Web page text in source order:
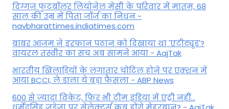
दिग्गज फुटबॉलर लियोनेल मेसी के परिवार में मातम, 68
साल की उम्र में पिता जॉर्ज का निधन -
navbharattimes.indiatimes.com
बाबर आजम ने इरफान पठान को दिखाया था 'एटीट्यूड'?
वायरल तस्वीर का सच अब सामने आया - AajTak
भारतीय खिलाड़ियों के लगातार चोटिल होने पर एक्शन में
आया BCCI, ले डाला ये बड़ा फैसला - ABP News
600 से ज्यादा विकेट, फिर भी टीम इंडिया में एंट्री नहीं...